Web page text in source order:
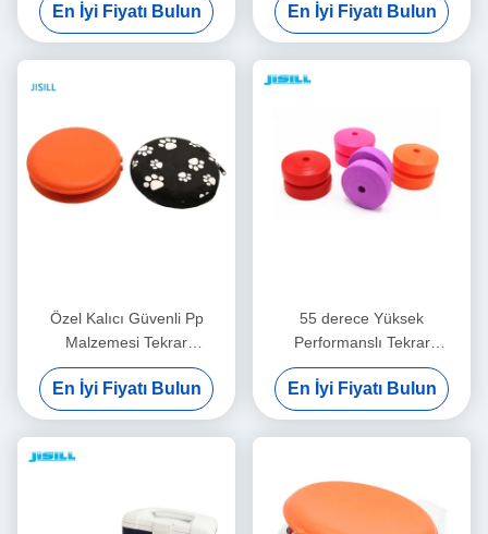
paketi
En İyi Fiyatı Bulun En İyi Fiyatı Bulun
Özel Kalıcı Güvenli Pp
Malzemesi Tekrar
Kullanılabilir Isı Paketleri El
Isıtıcıları
En İyi Fiyatı Bulun
55 derece Yüksek
Performanslı Tekrar
Kullanılabilir Isıtma Paketi
Okul Çalışmaları İçin Isıtıcı
En İyi Fiyatı Bulun